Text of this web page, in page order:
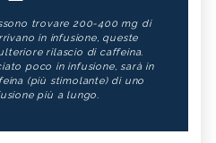
trovare 200-400 mg di
in infusione, queste
rilascio di caffeina.
poco in infusione, sarà in
(più stimolante) di uno
più a lungo.